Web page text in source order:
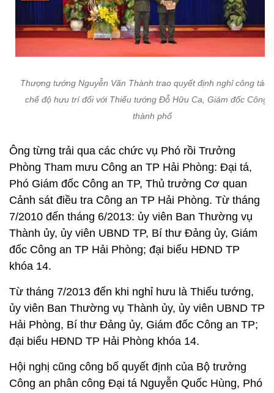
Thượng tướng Nguyễn Văn Thành trao quyết định nghỉ công tác
chế độ hưu trí đối với Thiếu tướng Đỗ Hữu Ca, Giám đốc Công
thành phố
Ông từng trải qua các chức vụ Phó rồi Trưởng
Phòng Tham mưu Công an TP Hải Phòng: Đại tá,
Phó Giám đốc Công an TP, Thủ trưởng Cơ quan
Cảnh sát điều tra Công an TP Hải Phòng. Từ tháng
7/2010 đến tháng 6/2013: ủy viên Ban Thường vụ
Thành ủy, ủy viên UBND TP, Bí thư Đảng ủy, Giám
đốc Công an TP Hải Phòng; đại biểu HĐND TP
khóa 14.
Từ tháng 7/2013 đến khi nghỉ hưu là Thiếu tướng,
ủy viên Ban Thường vụ Thành ủy, ủy viên UBND TP
Hải Phòng, Bí thư Đảng ủy, Giám đốc Công an TP;
đại biểu HĐND TP Hải Phòng khóa 14.
Hội nghị cũng công bố quyết định của Bộ trưởng
Công an phân công Đại tá Nguyễn Quốc Hùng, Phó